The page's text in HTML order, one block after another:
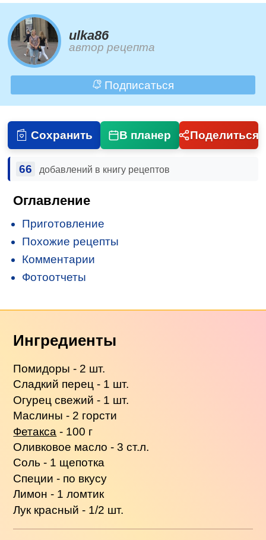
ulka86
автор рецепта
Подписаться
Сохранить В планер Поделиться
66 добавлений в книгу рецептов
Оглавление
Приготовление
Похожие рецепты
Комментарии
Фотоотчеты
Ингредиенты
Помидоры - 2 шт.
Сладкий перец - 1 шт.
Огурец свежий - 1 шт.
Маслины - 2 горсти
Фетакса - 100 г
Оливковое масло - 3 ст.л.
Соль - 1 щепотка
Специи - по вкусу
Лимон - 1 ломтик
Лук красный - 1/2 шт.